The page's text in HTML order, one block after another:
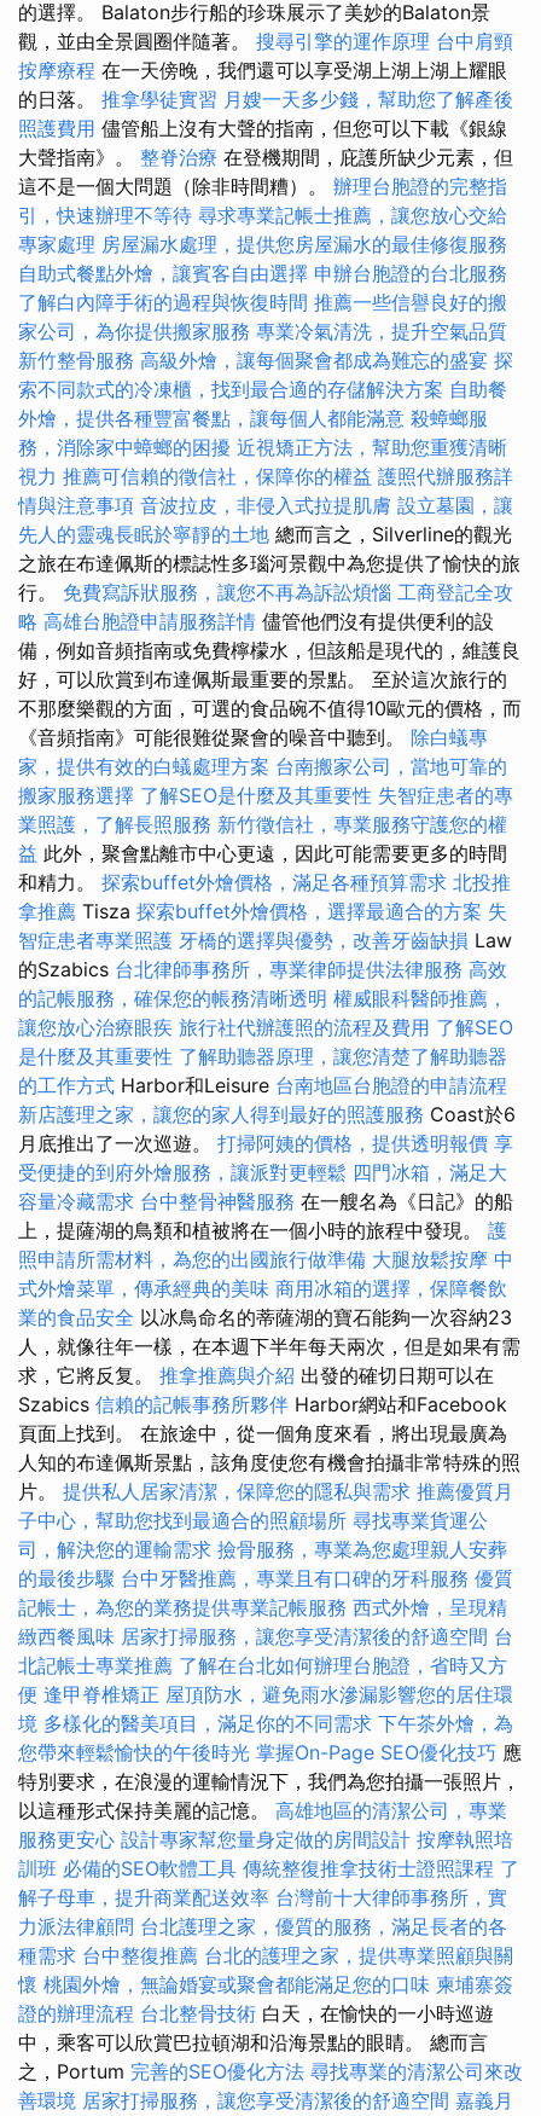
的選擇。 Balaton步行船的珍珠展示了美妙的Balaton景
觀，並由全景圓圈伴隨著。 搜尋引擎的運作原理 台中肩頸
按摩療程 在一天傍晚，我們還可以享受湖上湖上湖上耀眼
的日落。 推拿學徒實習 月嫂一天多少錢，幫助您了解產後
照護費用 儘管船上沒有大聲的​​指南，但您可以下載《銀線
大聲指南》。 整脊治療 在登機期間，庇護所缺少元素，但
這不是一個大問題（除非時間糟）。 辦理台胞證的完整指
引，快速辦理不等待 尋求專業記帳士推薦，讓您放心交給
專家處理 房屋漏水處理，提供您房屋漏水的最佳修復服務
自助式餐點外燴，讓賓客自由選擇 申辦台胞證的台北服務
了解白內障手術的過程與恢復時間 推薦一些信譽良好的搬
家公司，為你提供搬家服務 專業冷氣清洗，提升空氣品質
新竹整骨服務 高級外燴，讓每個聚會都成為難忘的盛宴 探
索不同款式的冷凍櫃，找到最合適的存儲解決方案 自助餐
外燴，提供各種豐富餐點，讓每個人都能滿意 殺蟑螂服
務，消除家中蟑螂的困擾 近視矯正方法，幫助您重獲清晰
視力 推薦可信賴的徵信社，保障你的權益 護照代辦服務詳
情與注意事項 音波拉皮，非侵入式拉提肌膚 設立墓園，讓
先人的靈魂長眠於寧靜的土地 總而言之，Silverline的觀光
之旅在布達佩斯的標誌性多瑙河景觀中為您提供了愉快的旅
行。 免費寫訴狀服務，讓您不再為訴訟煩惱 工商登記全攻
略 高雄台胞證申請服務詳情 儘管他們沒有提供便利的設
備，例如音頻指南或免費檸檬水，但該船是現代的，維護良
好，可以欣賞到布達佩斯最重要的景點。 至於這次旅行的
不那麼樂觀的方面，可選的食品碗不值得10歐元的價格，而
《音頻指南》可能很難從聚會的噪音中聽到。 除白蟻專
家，提供有效的白蟻處理方案 台南搬家公司，當地可靠的
搬家服務選擇 了解SEO是什麼及其重要性 失智症患者的專
業照護，了解長照服務 新竹徵信社，專業服務守護您的權
益 此外，聚會點離市中心更遠，因此可能需要更多的時間
和精力。 探索buffet外燴價格，滿足各種預算需求 北投推
拿推薦 Tisza 探索buffet外燴價格，選擇最適合的方案 失
智症患者專業照護 牙橋的選擇與優勢，改善牙齒缺損 Law
的Szabics 台北律師事務所，專業律師提供法律服務 高效
的記帳服務，確保您的帳務清晰透明 權威眼科醫師推薦，
讓您放心治療眼疾 旅行社代辦護照的流程及費用 了解SEO
是什麼及其重要性 了解助聽器原理，讓您清楚了解助聽器
的工作方式 Harbor和Leisure 台南地區台胞證的申請流程
新店護理之家，讓您的家人得到最好的照護服務 Coast於6
月底推出了一次巡遊。 打掃阿姨的價格，提供透明報價 享
受便捷的到府外燴服務，讓派對更輕鬆 四門冰箱，滿足大
容量冷藏需求 台中整骨神醫服務 在一艘名為《日記》的船
上，提薩湖的鳥類和植被將在一個小時的旅程中發現。 護
照申請所需材料，為您的出國旅行做準備 大腿放鬆按摩 中
式外燴菜單，傳承經典的美味 商用冰箱的選擇，保障餐飲
業的食品安全 以冰鳥命名的蒂薩湖的寶石能夠一次容納23
人，就像往年一樣，在本週下半年每天兩次，但是如果有需
求，它將反复。 推拿推薦與介紹 出發的確切日期可以在
Szabics 信賴的記帳事務所夥伴 Harbor網站和Facebook
頁面上找到。 在旅途中，從一個角度來看，將出現最廣為
人知的布達佩斯景點，該角度使您有機會拍攝非常特殊的照
片。 提供私人居家清潔，保障您的隱私與需求 推薦優質月
子中心，幫助您找到最適合的照顧場所 尋找專業貨運公
司，解決您的運輸需求 撿骨服務，專業為您處理親人安葬
的最後步驟 台中牙醫推薦，專業且有口碑的牙科服務 優質
記帳士，為您的業務提供專業記帳服務 西式外燴，呈現精
緻西餐風味 居家打掃服務，讓您享受清潔後的舒適空間 台
北記帳士專業推薦 了解在台北如何辦理台胞證，省時又方
便 逢甲脊椎矯正 屋頂防水，避免雨水滲漏影響您的居住環
境 多樣化的醫美項目，滿足你的不同需求 下午茶外燴，為
您帶來輕鬆愉快的午後時光 掌握On-Page SEO優化技巧 應
特別要求，在浪漫的運輸情況下，我們為您拍攝一張照片，
以這種形式保持美麗的記憶。 高雄地區的清潔公司，專業
服務更安心 設計專家幫您量身定做的房間設計 按摩執照培
訓班 必備的SEO軟體工具 傳統整復推拿技術士證照課程 了
解子母車，提升商業配送效率 台灣前十大律師事務所，實
力派法律顧問 台北護理之家，優質的服務，滿足長者的各
種需求 台中整復推薦 台北的護理之家，提供專業照顧與關
懷 桃園外燴，無論婚宴或聚會都能滿足您的口味 柬埔寨簽
證的辦理流程 台北整骨技術 白天，在愉快的一小時巡遊
中，乘客可以欣賞巴拉頓湖和沿海景點的眼睛。 總而言
之，Portum 完善的SEO優化方法 尋找專業的清潔公司來改
善環境 居家打掃服務，讓您享受清潔後的舒適空間 嘉義月